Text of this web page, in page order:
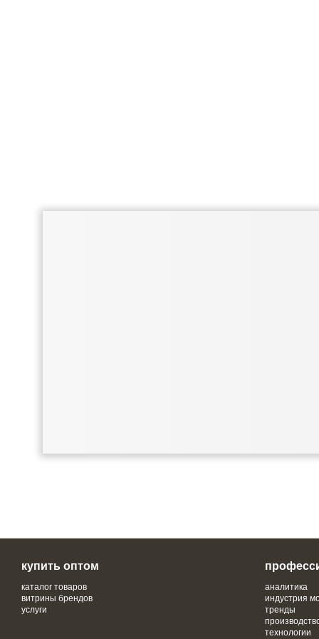
купить оптом
каталог товаров
витрины брендов
услуги
аналитика
индустрия
тренды
технологии